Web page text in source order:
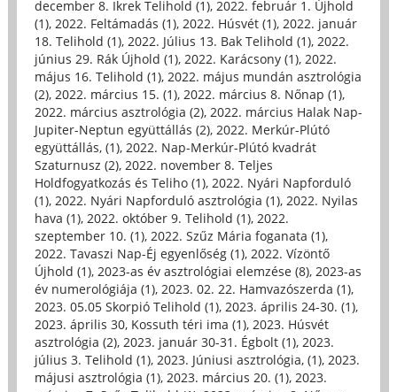
december 8. Ikrek Telihold (1), 2022. február 1. Újhold
(1), 2022. Feltámadás (1), 2022. Húsvét (1), 2022. január
18. Telihold (1), 2022. Július 13. Bak Telihold (1), 2022.
június 29. Rák Újhold (1), 2022. Karácsony (1), 2022.
május 16. Telihold (1), 2022. május mundán asztrológia
(2), 2022. március 15. (1), 2022. március 8. Nőnap (1),
2022. március asztrológia (2), 2022. március Halak Nap-
Jupiter-Neptun együttállás (2), 2022. Merkúr-Plútó
együttállás, (1), 2022. Nap-Merkúr-Plútó kvadrát
Szaturnusz (2), 2022. november 8. Teljes
Holdfogyatkozás és Teliho (1), 2022. Nyári Napforduló
(1), 2022. Nyári Napforduló asztrológia (1), 2022. Nyilas
hava (1), 2022. október 9. Telihold (1), 2022.
szeptember 10. (1), 2022. Szűz Mária foganata (1),
2022. Tavaszi Nap-Éj egyenlőség (1), 2022. Vízöntő
Újhold (1), 2023-as év asztrológiai elemzése (8), 2023-as
év numerológiája (1), 2023. 02. 22. Hamvazószerda (1),
2023. 05.05 Skorpió Telihold (1), 2023. április 24-30. (1),
2023. április 30, Kossuth téri ima (1), 2023. Húsvét
asztrológia (2), 2023. január 30-31. Égbolt (1), 2023.
július 3. Telihold (1), 2023. Júniusi asztrológia, (1), 2023.
májusi asztrológia (1), 2023. március 20. (1), 2023.